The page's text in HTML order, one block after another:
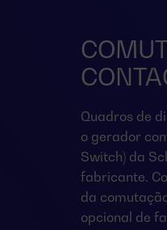
Quadros de
o gerador
Switch) da
fabricante.
da
opcional de